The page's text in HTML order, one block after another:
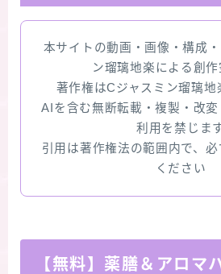
本サイトの動画・画像・構成
ン瑠璃地楽による創
著作権はCジャスミン瑠璃地
AIを含む無断転載・複製・改変
利用を禁じま
引用は著作権法の範囲内で、
ください
【無料】薬膳＆アロマ